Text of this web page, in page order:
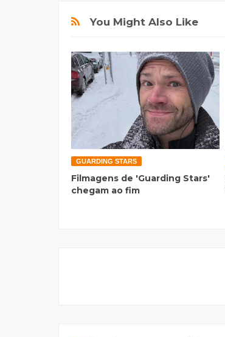
You Might Also Like
GUARDING STARS
Filmagens de 'Guarding Stars'
chegam ao fim